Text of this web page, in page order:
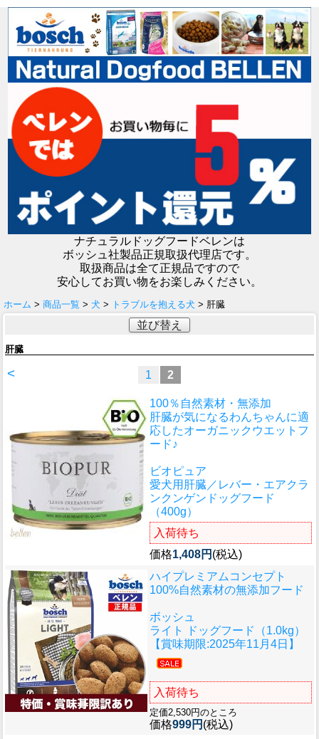
ナチュラルドッグフードベレンは
ボッシュ社製品正規取扱代理店です。
取扱商品は全て正規品ですので
安心してお買い物をお楽しみください。
ホーム > 商品一覧 > 犬 > トラブルを抱える犬 > 肝臓
並び替え
肝臓
< 1 2
100％自然素材・無添加
肝臓が気になるわんちゃんに適
応したオーガニックウエットフ
ード♪
ビオピュア
愛犬用肝臓／レバー・エアクラ
ンクンゲンドッグフード
（400g）
入荷待ち
価格1,408円 (税込)
ハイプレミアムコンセプト
100%自然素材の無添加フード
ボッシュ
ライト ドッグフード（1.0kg）
【賞味期限:2025年11月4日】
入荷待ち
定価2,530円のところ
価格999円 (税込)